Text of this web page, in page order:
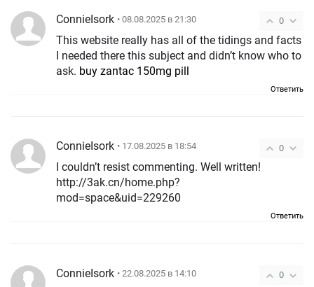
0
ConnieIsork • 08.08.2025 в 21:30
This website really has all of the tidings and facts
I needed there this subject and didn’t know who to
ask. buy zantac 150mg pill
Ответить
0
ConnieIsork • 17.08.2025 в 18:54
I couldn’t resist commenting. Well written!
http://3ak.cn/home.php?
mod=space&uid=229260
Ответить
0
ConnieIsork • 22.08.2025 в 14:10